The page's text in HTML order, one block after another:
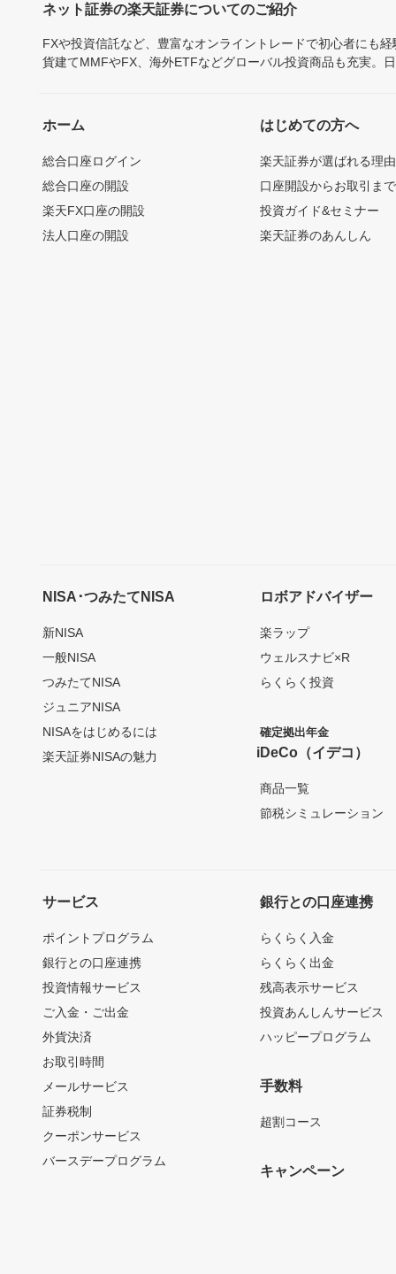
ネット証券の楽天証券についてのご紹介
FXや投資信託など、豊富なオンライントレードで初心者にも
貨建てMMFやFX、海外ETFなどグローバル投資商品も充実。
ホーム
総合口座ログイン
総合口座の開設
楽天FX口座の開設
法人口座の開設
はじめての方へ
楽天証券が選ばれる理由
口座開設からお取引ま
投資ガイド&セミナー
楽天証券のあんしん
NISA･つみたてNISA
新NISA
一般NISA
つみたてNISA
ジュニアNISA
NISAをはじめるには
楽天証券NISAの魅力
ロボアドバイザー
楽ラップ
ウェルスナビ×R
らくらく投資
確定拠出年金
iDeCo（イデコ）
商品一覧
節税シミュレーション
サービス
ポイントプログラム
銀行との口座連携
投資情報サービス
ご入金・ご出金
外貨決済
お取引時間
メールサービス
証券税制
クーポンサービス
バースデープログラム
銀行との口座連携
らくらく入金
らくらく出金
残高表示サービス
投資あんしんサービス
ハッピープログラム
手数料
超割コース
キャンペーン